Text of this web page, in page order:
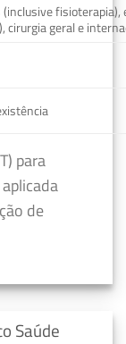
fisioterapia),
cirurgia geral e
para
de
Saúde